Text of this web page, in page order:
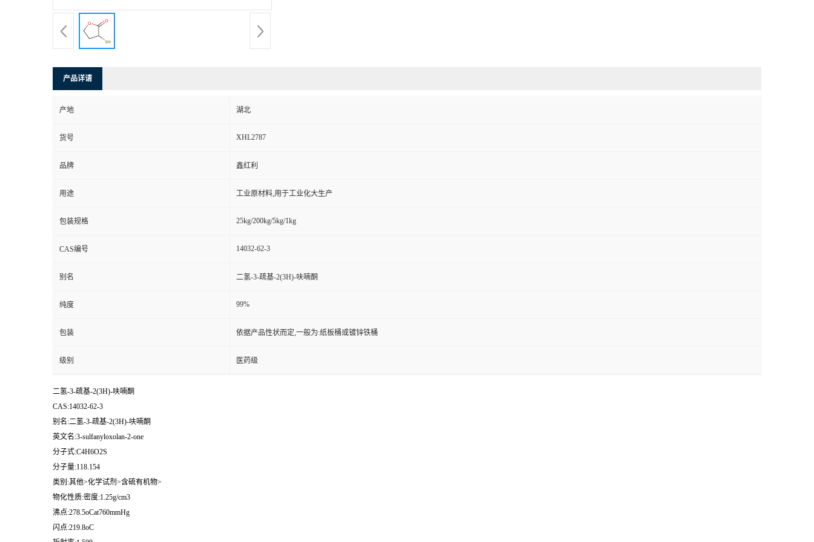
产品详请
产地 湖北
货号 XHL2787
品牌 鑫红利
用途 工业原材料,用于工业化大生产
包装规格 25kg/200kg/5kg/1kg
CAS编号 14032-62-3
别名 二氢-3-疏基-2(3H)-呋喃酮
纯度 99%
包装 依据产品性状而定,一般为:纸板桶或镀锌铁桶
级别 医药级
二氢-3-疏基-2(3H)-呋喃酮
CAS:14032-62-3
别名:二氢-3-疏基-2(3H)-呋喃酮
英文名:3-sulfanyloxolan-2-one
分子式:C4H6O2S
分子量:118.154
类别:其他>化学试剂>含硫有机物>
物化性质:密度:1.25g/cm3
沸点:278.5oCat760mmHg
闪点:219.8oC